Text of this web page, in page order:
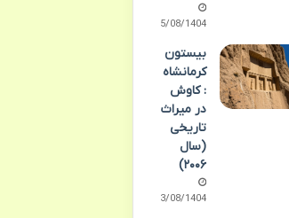
05/08/1404
بیستون
کرمانشاه
: کاوش
در میراث
تاریخی
(سال
۲۰۰۶)
03/08/1404